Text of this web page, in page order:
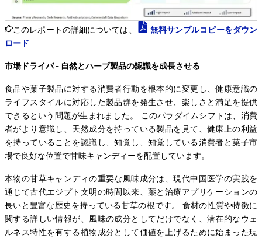
このレポートの詳細については、
無料サンプルコピーをダウン
ロード
市場ドライバ - 自然とハーブ製品の認識を成長させる
食品や菓子製品に対する消費者行動を根本的に変更し、健康意識の
ライフスタイルに対応した製品群を発生させ、楽しさと満足を提供
できるという問題が生まれました。 このパラダイムシフトは、消費
者がより意識し、天然成分を持っている製品を見て、健康上の利益
を持っていることを認識し、知覚し、知覚している消費者と菓子市
場で良好な位置で甘味キャンディーを配置しています。
本物の甘草キャンディの重要な風味成分は、現代中国医学の実践を
通じて古代エジプト文明の時間以来、薬と治療アプリケーションの
長いと豊富な歴史を持っている甘草の根です。 食材の性質や特徴に
関する詳しい情報が、風味の成分としてだけでなく、潜在的なウェ
ルネス特性を有する植物成分として価値を上げるために始まった現